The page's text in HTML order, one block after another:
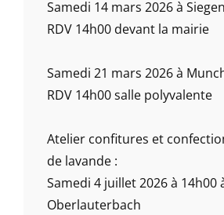
Samedi 14 mars 2026 à Siegen
RDV 14h00 devant la mairie
Samedi 21 mars 2026 à
RDV 14h00 salle polyvalente
Atelier confitures et
de lavande :
Samedi 4 juillet 2026 à 14h00
Oberlauterbach